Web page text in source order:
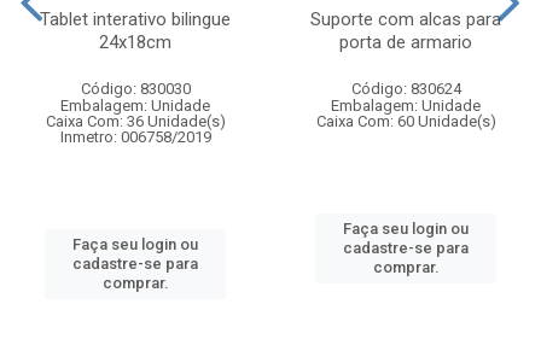
Tablet interativo bilingue
24x18cm
Código: 830030
Embalagem: Unidade
Caixa Com: 36 Unidade(s)
Inmetro: 006758/2019
Faça seu login ou
cadastre-se para
comprar.
Suporte com alcas para
porta de armario
Código: 830624
Embalagem: Unidade
Caixa Com: 60 Unidade(s)
Faça seu login ou
cadastre-se para
comprar.